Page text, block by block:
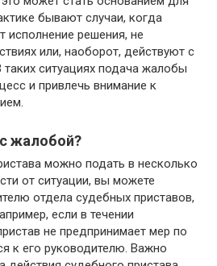
бывают случаи, когда
исполнение решения, не
или, наоборот, действуют с
ситуациях подача жалобы
и привлечь внимание к
жалобой?
можно подать в несколько
от ситуации, вы можете
отдела судебных приставов,
если в течении
не предпринимает мер по
к его руководителю. Важно